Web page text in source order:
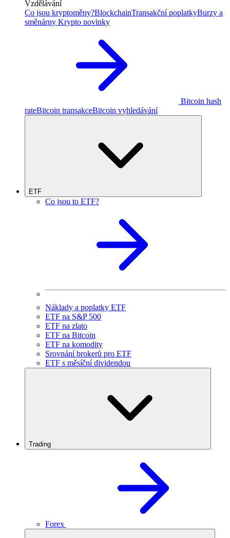
Vzdělávání
Co jsou kryptoměny?BlockchainTransakční poplatkyBurzy a
směnárny Krypto novinky
Bitcoin hash
rateBitcoin transakceBitcoin vyhledávání
ETF
Co jsou to ETF?
Náklady a poplatky ETF
ETF na S&P 500
ETF na zlato
ETF na Bitcoin
ETF na komodity
Srovnání brokerů pro ETF
ETF s měsíční dividendou
Trading
Forex